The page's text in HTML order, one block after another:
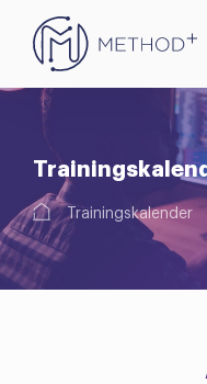
Trainingskalender